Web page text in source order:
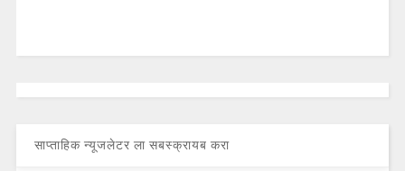
साप्ताहिक न्यूजलेटर ला सबस्क्रायब करा